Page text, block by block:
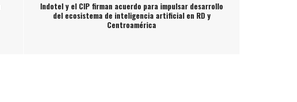
Indotel y el CIP firman acuerdo para impulsar desarrollo
del ecosistema de inteligencia artificial en RD y
Centroamérica